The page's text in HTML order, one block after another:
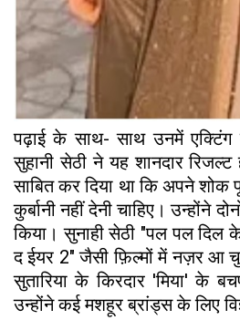
पढ़ाई के साथ- साथ उनमें
सुहानी सेठी ने यह शानदार रिजल्ट
साबित कर दिया था कि अपने शोक
कुर्बानी नहीं देनी चाहिए। उन्होंने
किया। सुनाही सेठी "पल पल
द ईयर 2" जैसी फ़िल्मों में नज़र आ
सुतारिया के किरदार 'मिया' के
उन्होंने कई मशहूर ब्रांड्स के लिए